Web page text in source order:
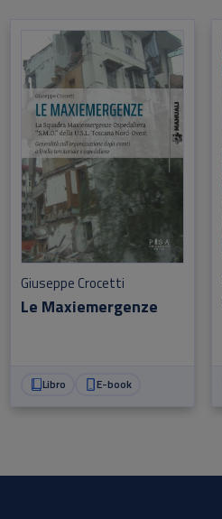
Le Maxiemergenze
Giuseppe Crocetti
Libro E-book